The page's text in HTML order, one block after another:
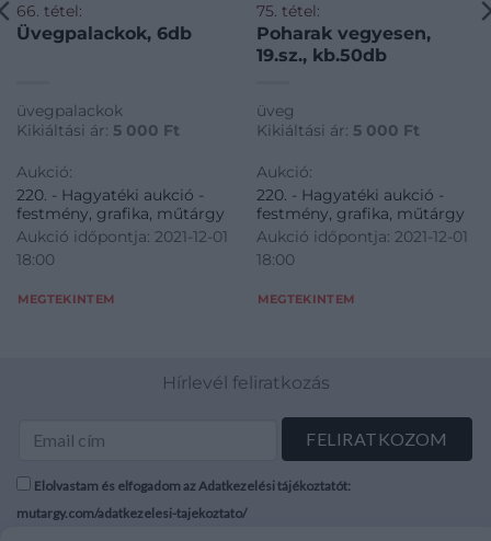
66. tétel:
Üvegpalackok, 6db
üvegpalackok
Kikiáltási ár: 5 000 Ft
Aukció:
220. - Hagyatéki aukció -
festmény, grafika, műtárgy
Aukció időpontja: 2021-12-01
18:00
MEGTEKINTEM
75. tétel:
Poharak vegyesen,
19.sz., kb.50db
üveg
Kikiáltási ár: 5 000 Ft
Aukció:
220. - Hagyatéki aukció -
festmény, grafika, műtárgy
Aukció időpontja: 2021-12-01
18:00
MEGTEKINTEM
Hírlevél feliratkozás
Elolvastam és elfogadom az Adatkezelési tájékoztatót:
mutargy.com/adatkezelesi-tajekoztato/